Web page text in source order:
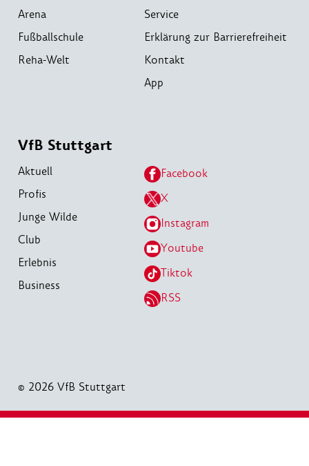
Arena
Fußballschule
Reha-Welt
Service
Erklärung zur Barrierefreiheit
Kontakt
App
VfB Stuttgart
Aktuell
Profis
Junge Wilde
Club
Erlebnis
Business
Facebook
X
Instagram
Youtube
Tiktok
RSS
© 2026 VfB Stuttgart